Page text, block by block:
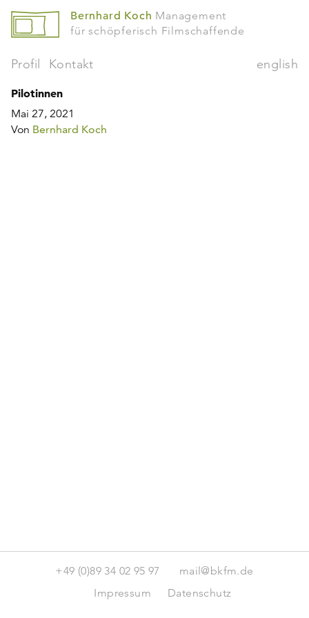
Bernhard Koch Management
für schöpferisch Filmschaffende
Profil Kontakt english
Pilotinnen
Mai 27, 2021
Von Bernhard Koch
+49 (0)89 34 02 95 97
mail@bkfm.de
Impressum
Datenschutz